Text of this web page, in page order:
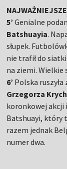
5’ Genialne
Batshuayia.
słupek.
nie trafił do
na ziemi. Wielkie
6’ Polska
Grzegorza
koronkowej akcji
Batshuayi, który
razem jednak
numer dwa.